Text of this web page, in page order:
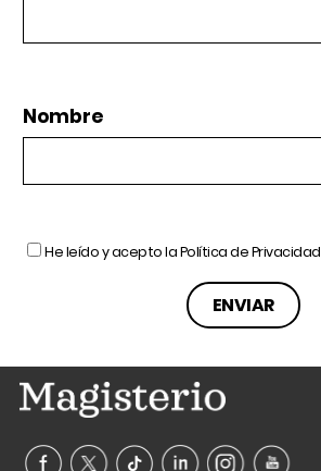
Nombre
He leído y acepto laPolítica de Privacidad